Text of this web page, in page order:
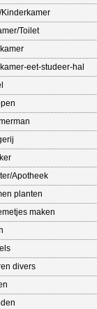
Kinderkamer
Toilet
eet-studeer-hal
Apotheek
planten
maken
divers